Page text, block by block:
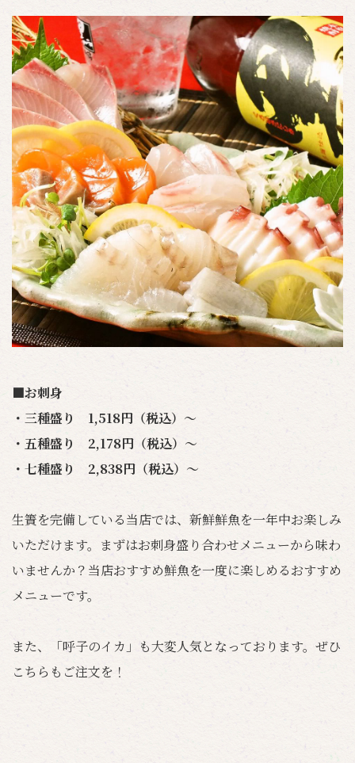
■お刺身
・三種盛り 1,518円（税込）～
・五種盛り 2,178円（税込）～
・七種盛り 2,838円（税込）～
生簀を完備している当店では、新鮮鮮魚を一年中お楽しみ
いただけます。まずはお刺身盛り合わせメニューから味わ
いませんか？当店おすすめ鮮魚を一度に楽しめるおすすめ
メニューです。
また、「呼子のイカ」も大変人気となっております。ぜひ
こちらもご注文を！